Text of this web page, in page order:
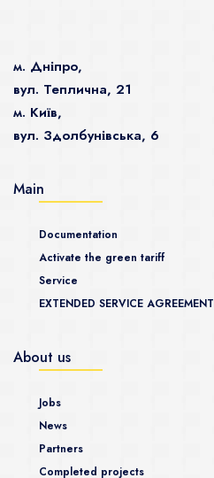
м. Дніпро,
вул. Теплична, 21
м. Київ,
вул. Здолбунівська, 6
Main
Documentation
Activate the green tariff
Service
EXTENDED SERVICE AGREEMENT
About us
Jobs
News
Partners
Completed projects